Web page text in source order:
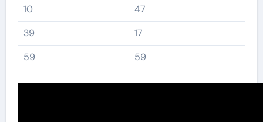
10
47
39
17
59
59